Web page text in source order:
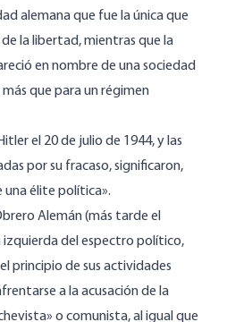
alemana que fue la única que
la libertad, mientras que la
en nombre de una sociedad
que para un régimen
el 20 de julio de 1944, y las
por su fracaso, significaron,
una élite política».
Alemán (más tarde el
izquierda del espectro político,
principio de sus actividades
a la acusación de la
o comunista, al igual que